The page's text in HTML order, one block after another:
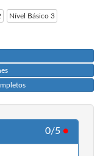
Nível Básico 3
0/5 ●